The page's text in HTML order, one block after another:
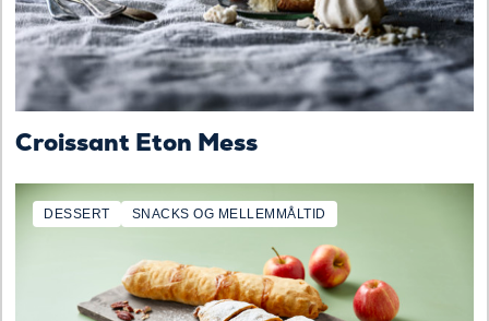
Croissant Eton Mess
DESSERT SNACKS OG MELLEMMÅLTID